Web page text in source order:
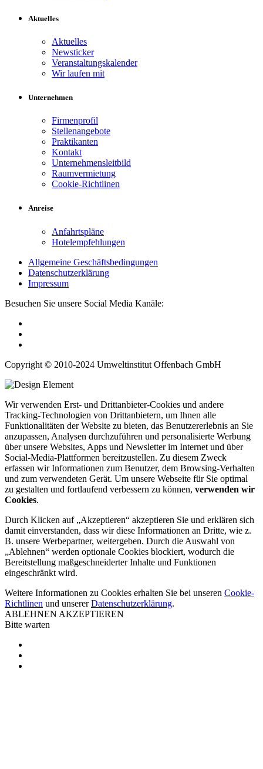
Aktuelles
Aktuelles
Newsticker
Veranstaltungskalender
Wir laufen mit
Unternehmen
Firmenprofil
Stellenangebote
Praktikanten
Kontakt
Unternehmensleitbild
Raumvermietung
Cookie-Richtlinen
Anreise
Anfahrtspläne
Hotelempfehlungen
Allgemeine Geschäftsbedingungen
Datenschutzerklärung
Impressum
Besuchen Sie unsere Social Media Kanäle:
Copyright © 2010-2024 Umweltinstitut Offenbach GmbH
Wir verwenden Erst- und Drittanbieter-Cookies und andere
Tracking-Technologien von Drittanbietern, um Ihnen alle
Funktionalitäten der Website zu bieten, das Benutzererlebnis an Sie
anzupassen, Analysen durchzuführen und personalisierte Werbung
über unsere Websites, Apps und Newsletter im Internet und über
Social-Media-Plattformen bereitzustellen. Zu diesem Zweck
erfassen wir Informationen zum Benutzer, dem Browsing-Verhalten
und zum verwendeten Gerät. Um unsere Webseite für Sie optimal
zu gestalten und fortlaufend verbessern zu können, verwenden wir
Cookies.
Durch Klicken auf „Akzeptieren“ akzeptieren Sie und erklären sich
damit einverstanden, dass wir diese Informationen an Dritte, wie z.
B. unsere Werbepartner, weitergeben. Durch die Auswahl von
„Ablehnen“ werden optionale Cookies blockiert, wodurch die
Bereitstellung maßgeschneiderter Inhalte und Funktionen
eingeschränkt wird.
Weitere Informationen zu Cookies erhalten Sie bei unseren Cookie-
Richtlinen und unsererDatenschutzerklärung.
ABLEHNEN AKZEPTIEREN
Bitte warten